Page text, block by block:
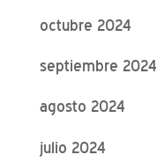
octubre 2024
septiembre 2024
agosto 2024
julio 2024